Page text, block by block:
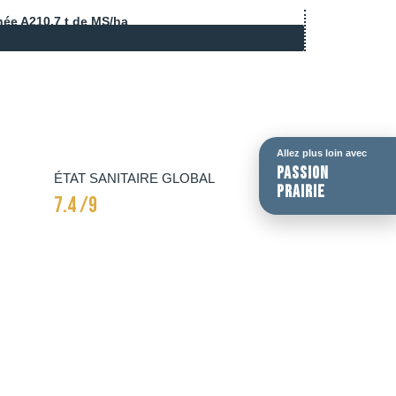
A210.7 t de MS/ha
ÉTAT SANITAIRE GLOBAL
7.4 /9
Allez plus loin avec
passion
prairie